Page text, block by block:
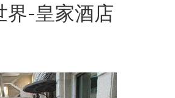
界-皇家酒店